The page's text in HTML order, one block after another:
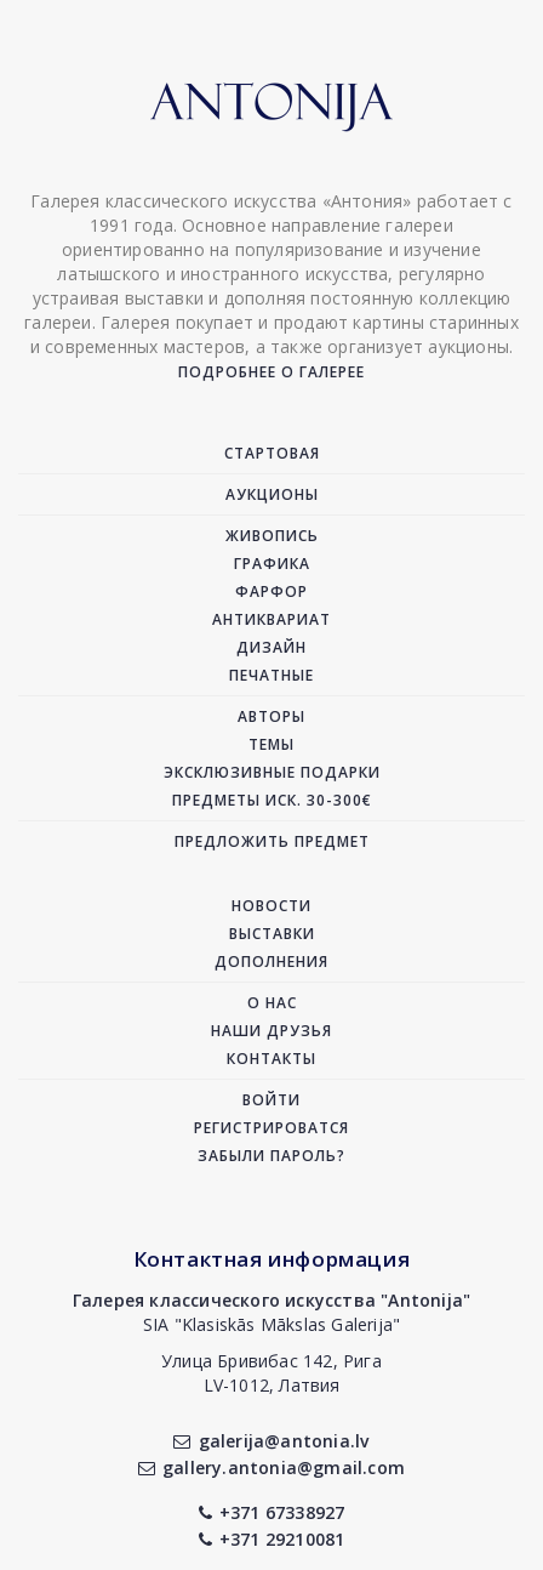
Галерея классического искусства «Антония» работает с
1991 года. Основное направление галереи
ориентированно на популяризование и изучение
латышского и иностранного искусства, регулярно
устраивая выставки и дополняя постоянную коллекцию
галереи. Галерея покупает и продают картины старинных
и современных мастеров, а также организует аукционы.
ПОДРОБНЕЕ О ГАЛЕРЕЕ
СТАРТОВАЯ
АУКЦИОНЫ
ЖИВОПИСЬ
ГРАФИКА
ФАРФОР
АНТИКВАРИАТ
ДИЗАЙН
ПЕЧАТНЫЕ
АВТОРЫ
ТЕМЫ
ЭКСКЛЮЗИВНЫЕ ПОДАРКИ
ПРЕДМЕТЫ ИСК. 30-300€
ПРЕДЛОЖИТЬ ПРЕДМЕТ
НОВОСТИ
ВЫСТАВКИ
ДОПОЛНЕНИЯ
О НАС
НАШИ ДРУЗЬЯ
КОНТАКТЫ
ВОЙТИ
РЕГИСТРИРОВАТСЯ
ЗАБЫЛИ ПАРОЛЬ?
Контактная информация
Галерея классического искусства "Antonija"
SIA "Klasiskās Mākslas Galerija"
Улица Бривибас 142, Рига
LV-1012, Латвия
galerija@antonia.lv
gallery.antonia@gmail.com
+371 67338927
+371 29210081